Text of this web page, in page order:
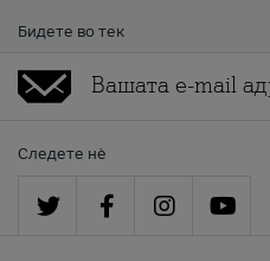
Бидете во тек
Следете нè